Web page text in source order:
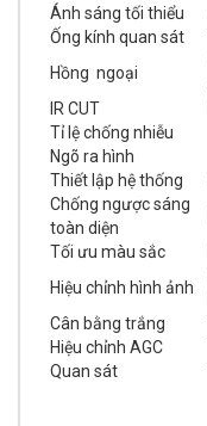
Ánh sáng tối thiểu
Ống kính quan sát
Hồng ngoại
IR CUT
Tỉ lệ chống nhiễu
Ngõ ra hình
Thiết lập hệ thống
Chống ngược sáng
toàn diện
Tối ưu màu sắc
Hiệu chỉnh hình ảnh
Cân bằng trắng
Hiệu chỉnh AGC
Quan sát